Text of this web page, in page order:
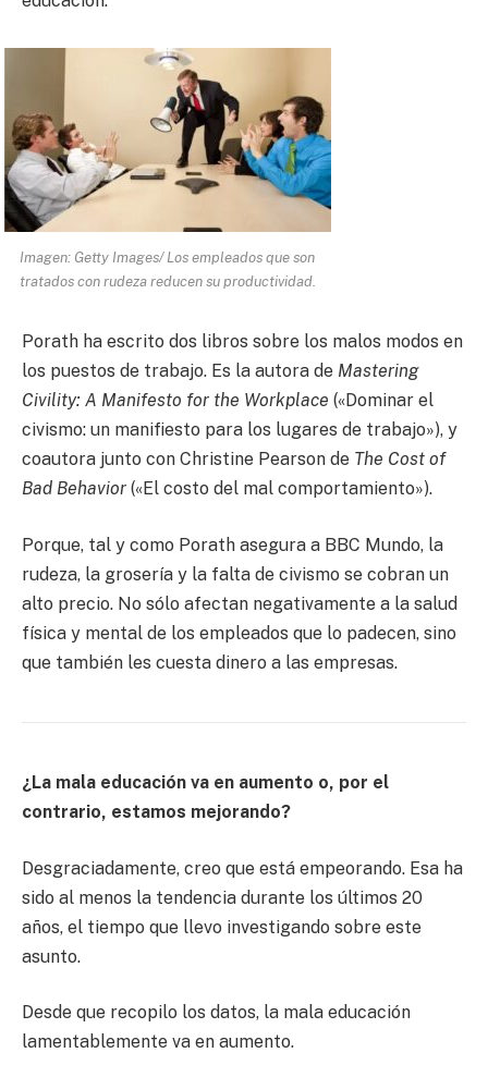
Imagen: Getty Images/ Los empleados que son
tratados con rudeza reducen su productividad.
Porath ha escrito dos libros sobre los malos modos en
los puestos de trabajo. Es la autora de Mastering
Civility: A Manifesto for the Workplace («Dominar el
civismo: un manifiesto para los lugares de trabajo»), y
coautora junto con Christine Pearson de The Cost of
Bad Behavior («El costo del mal comportamiento»).
Porque, tal y como Porath asegura a BBC Mundo, la
rudeza, la grosería y la falta de civismo se cobran un
alto precio. No sólo afectan negativamente a la salud
física y mental de los empleados que lo padecen, sino
que también les cuesta dinero a las empresas.
¿La mala educación va en aumento o, por el
contrario, estamos mejorando?
Desgraciadamente, creo que está empeorando. Esa ha
sido al menos la tendencia durante los últimos 20
años, el tiempo que llevo investigando sobre este
asunto.
Desde que recopilo los datos, la mala educación
lamentablemente va en aumento.